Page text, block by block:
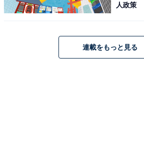
人政策
連載をもっと見る